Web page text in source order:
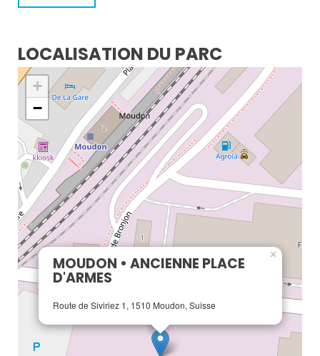
LOCALISATION DU PARC
MOUDON • ANCIENNE PLACE
D'ARMES
Route de Siviriez 1, 1510 Moudon, Suisse
×
+
−